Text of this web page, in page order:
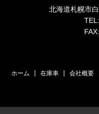
北海道札幌市
ホーム 在庫車 会社概要